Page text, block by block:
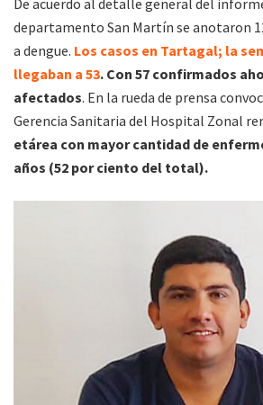
departamento San Martín se anotaron
a dengue. Los casos en Tartagal; la
llegaban a 53. Con 57 confirmados
afectados. En la rueda de prensa
Gerencia Sanitaria del Hospital Zonal
etárea con mayor cantidad de
años (52 por ciento del total).